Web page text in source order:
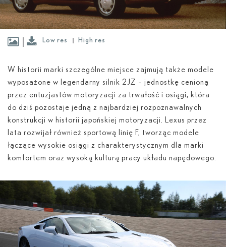
Low res High res
W historii marki szczególne miejsce zajmują także modele
wyposażone w legendarny silnik 2JZ – jednostkę cenioną
przez entuzjastów motoryzacji za trwałość i osiągi, która
do dziś pozostaje jedną z najbardziej rozpoznawalnych
konstrukcji w historii japońskiej motoryzacji. Lexus przez
lata rozwijał również sportową linię F, tworząc modele
łączące wysokie osiągi z charakterystycznym dla marki
komfortem oraz wysoką kulturą pracy układu napędowego.